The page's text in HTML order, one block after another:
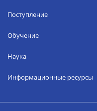
Поступление
Обучение
Наука
Информационные ресурсы